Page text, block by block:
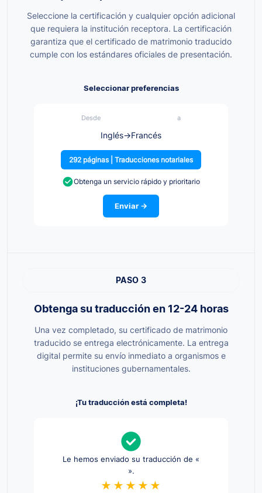
Seleccione la certificación y cualquier opción adicional
que requiera la institución receptora. La certificación
garantiza que el certificado de matrimonio traducido
cumple con los estándares oficiales de presentación.
Seleccionar preferencias
Desde a
Inglés→Francés
292 páginas | Traducciones notariales
Obtenga un servicio rápido y prioritario
Enviar →
PASO 3
Obtenga su traducción en 12-24 horas
Una vez completado, su certificado de matrimonio
traducido se entrega electrónicamente. La entrega
digital permite su envío inmediato a organismos e
instituciones gubernamentales.
¡Tu traducción está completa!
Le hemos enviado su traducción de «
».
★★★★★